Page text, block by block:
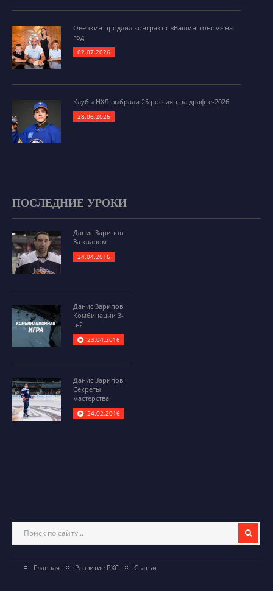
Овечкин продлил контракт с «Вашингтоном» на
год
02.07.2026
Клубы НХЛ выбрали 25 россиян на драфте-2026
28.06.2026
ПОСЛЕДНИЕ УРОКИ
Данис Зарипов.
За кадром
24.04.2016
Данис Зарипов.
Комбинации 3-
в-2
23.04.2016
Данис Зарипов.
Секреты
мастерства
24.02.2016
Главная Развитие РХС Статьи